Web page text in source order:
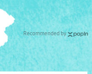
Recommended by